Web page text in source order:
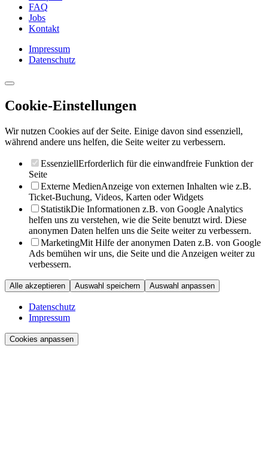
FAQ
Jobs
Kontakt
Impressum
Datenschutz
Cookie-Einstellungen
Wir nutzen Cookies auf der Seite. Einige davon sind essenziell,
während andere uns helfen, die Seite weiter zu verbessern.
EssenziellErforderlich für die einwandfreie Funktion der
Seite
Externe MedienAnzeige von externen Inhalten wie z.B.
Ticket-Buchung, Videos, Karten oder Widgets
StatistikDie Informationen z.B. von Google Analytics
helfen uns zu verstehen, wie die Seite benutzt wird. Diese
anonymen Daten helfen uns die Seite weiter zu verbessern.
MarketingMit Hilfe der anonymen Daten z.B. von Google
Ads bemühen wir uns, die Seite und die Anzeigen weiter zu
verbessern.
Alle akzeptieren Auswahl speichern Auswahl anpassen
Datenschutz
Impressum
Cookies anpassen